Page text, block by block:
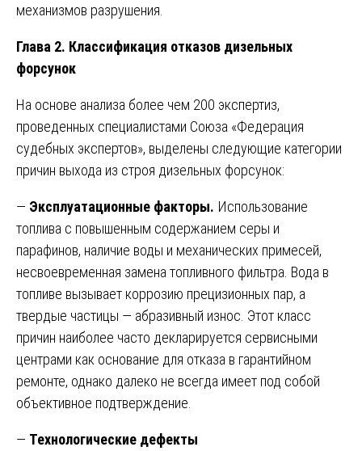
механизмов разрушения.
Глава 2. Классификация отказов дизельных
форсунок
На основе анализа более чем 200 экспертиз,
проведенных специалистами Союза «Федерация
судебных экспертов», выделены следующие категории
причин выхода из строя дизельных форсунок:
— Эксплуатационные факторы. Использование
топлива с повышенным содержанием серы и
парафинов, наличие воды и механических примесей,
несвоевременная замена топливного фильтра. Вода в
топливе вызывает коррозию прецизионных пар, а
твердые частицы — абразивный износ. Этот класс
причин наиболее часто декларируется сервисными
центрами как основание для отказа в гарантийном
ремонте, однако далеко не всегда имеет под собой
объективное подтверждение.
— Технологические дефекты